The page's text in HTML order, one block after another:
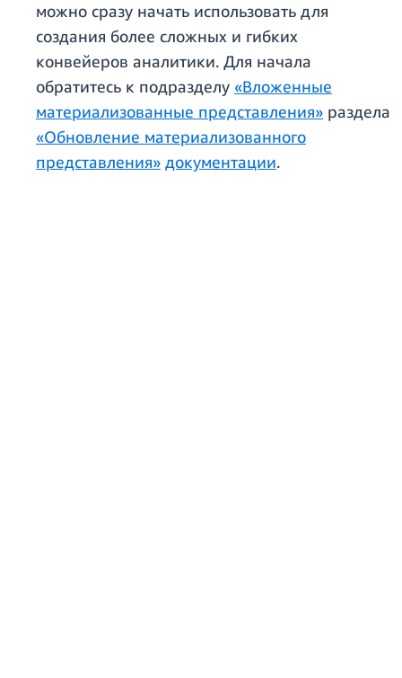
можно сразу начать использовать для
создания более сложных и гибких
конвейеров аналитики. Для начала
обратитесь к подразделу «Вложенные
материализованные представления» раздела
«Обновление материализованного
представления» документации.